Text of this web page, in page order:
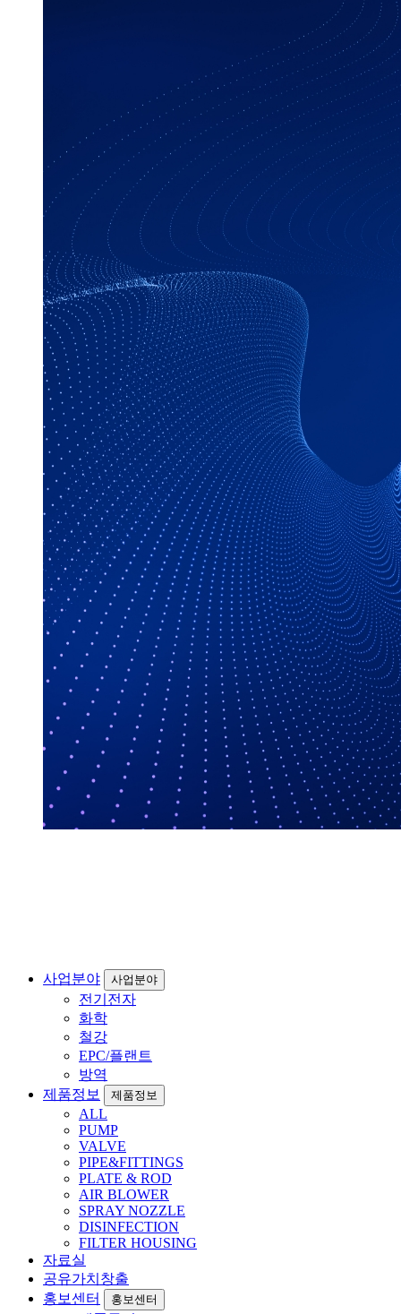
사업분야 사업분야
전기전자
화학
철강
EPC/플랜트
방역
제품정보
제품정보
ALL
PUMP
VALVE
PIPE&FITTINGS
PLATE & ROD
AIR BLOWER
SPRAY NOZZLE
DISINFECTION
FILTER HOUSING
자료실
공유가치창출
홍보센터
홍보센터